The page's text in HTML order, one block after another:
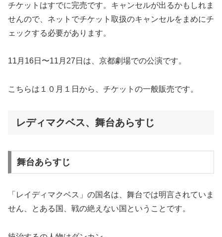
チケットはすでに完売です。キャンセルが出るかもしれま
せんので、ネットでチケット取扱のキャンセルをまめにチ
ェックする必要があります。
11月16日〜11月27日は、京都劇場での公演です。
こちらは１０月１日から、チケットの一般販売です。
レディマクベス、舞台あらすじ
舞台あらすじ
「レイディマクベス」の国名は、舞台では明言されていま
せん、とある国、戦の絶えない国ということです。